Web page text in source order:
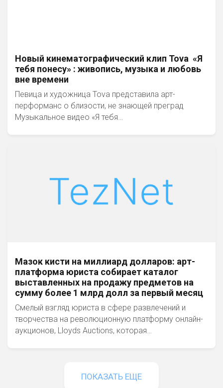
Новый кинематографический клип Tova «Я
тебя понесу» : живопись, музыка и любовь
вне времени
Певица и художница Tova представила арт-
перформанс о близости, не знающей преград
Музыкальное видео «Я тебя…
Мазок кисти на миллиард долларов: арт-
платформа юриста собирает каталог
выставленных на продажу предметов на
сумму более 1 млрд долл за первый месяц
Смелый взгляд юриста в сфере развлечений и
творчества на революционную платформу онлайн-
аукционов, Lloyds Auctions, которая…
ПОКАЗАТЬ ЕЩЕ